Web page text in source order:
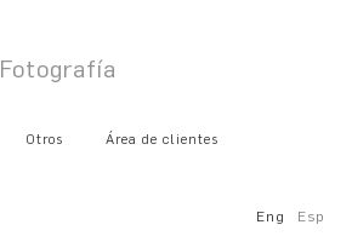
Fotografía
Otros
Área de clientes
Eng Esp